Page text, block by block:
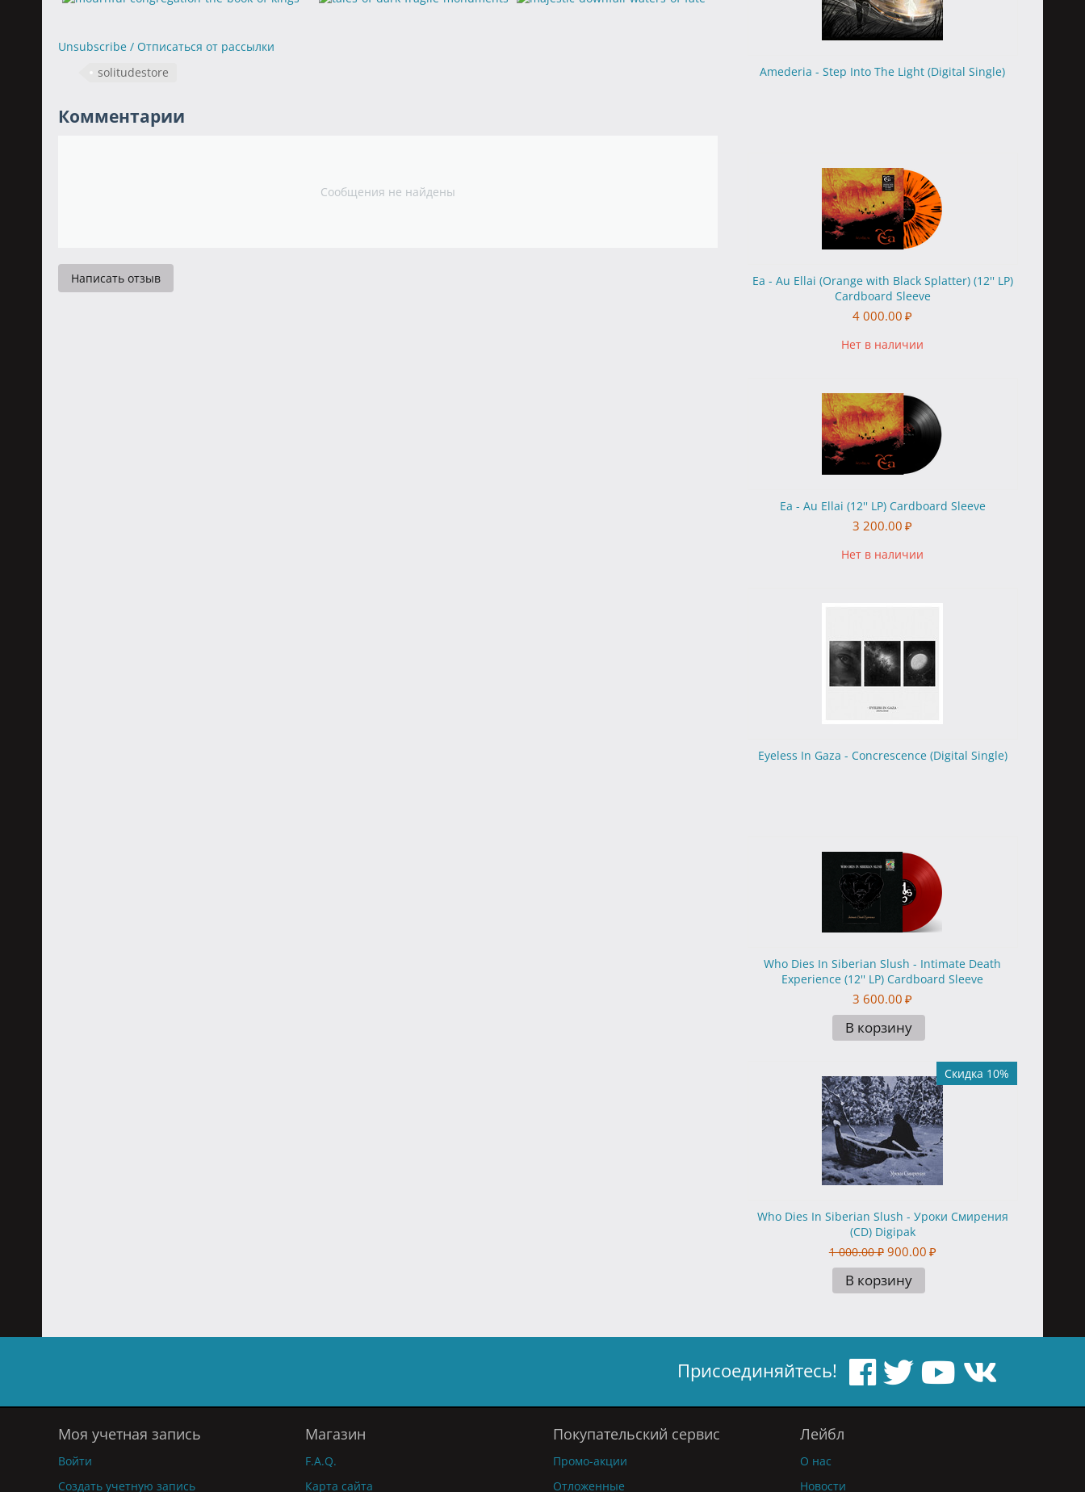
Unsubscribe / Отписаться от рассылки
solitudestore
Комментарии
Сообщения не найдены
Написать отзыв
Amederia - Step Into The Light (Digital Single)
Ea - Au Ellai (Orange with Black Splatter) (12'' LP)
Cardboard Sleeve
4 000.00 ₽
Нет в наличии
Ea - Au Ellai (12'' LP) Cardboard Sleeve
3 200.00 ₽
Нет в наличии
Eyeless In Gaza - Concrescence (Digital Single)
Who Dies In Siberian Slush - Intimate Death
Experience (12'' LP) Cardboard Sleeve
3 600.00 ₽
В корзину
Скидка 10%
Who Dies In Siberian Slush - Уроки Смирения
(CD) Digipak
1 000.00 ₽ 900.00 ₽
В корзину
Присоединяйтесь!
Моя учетная запись
Войти
Создать учетную запись
Магазин
F.A.Q.
Карта сайта
Покупательский сервис
Промо-акции
Отложенные
Лейбл
О нас
Новости